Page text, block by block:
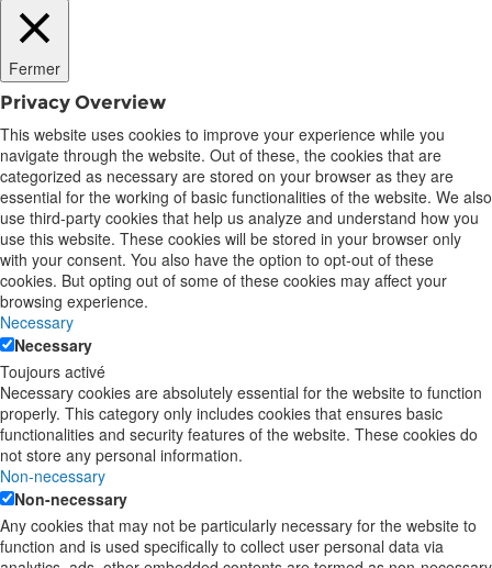
Fermer
Privacy Overview
This website uses cookies to improve your experience while you
navigate through the website. Out of these, the cookies that are
categorized as necessary are stored on your browser as they are
essential for the working of basic functionalities of the website. We also
use third-party cookies that help us analyze and understand how you
use this website. These cookies will be stored in your browser only
with your consent. You also have the option to opt-out of these
cookies. But opting out of some of these cookies may affect your
browsing experience.
Necessary
Necessary
Toujours activé
Necessary cookies are absolutely essential for the website to function
properly. This category only includes cookies that ensures basic
functionalities and security features of the website. These cookies do
not store any personal information.
Non-necessary
Non-necessary
Any cookies that may not be particularly necessary for the website to
function and is used specifically to collect user personal data via